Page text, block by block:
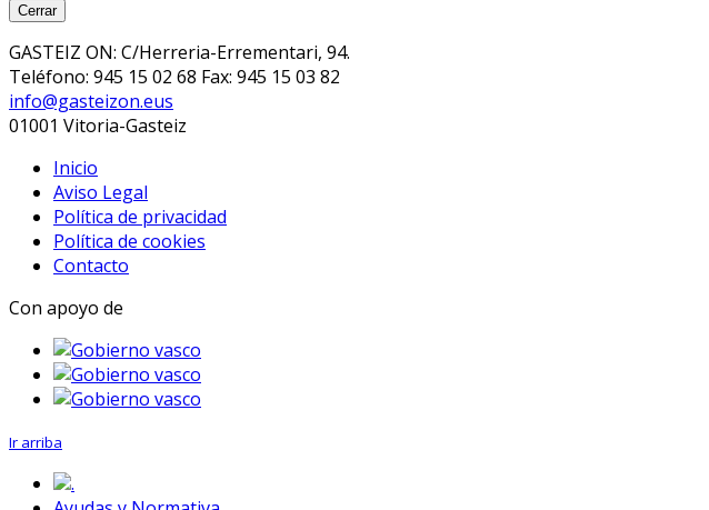
Cerrar
GASTEIZ ON: C/Herreria-Errementari, 94.
Teléfono: 945 15 02 68 Fax: 945 15 03 82
info@gasteizon.eus
01001 Vitoria-Gasteiz
Inicio
Aviso Legal
Política de privacidad
Política de cookies
Contacto
Con apoyo de
Ir arriba
.